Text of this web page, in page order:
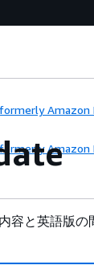
容と英語版の